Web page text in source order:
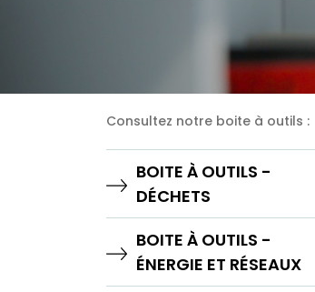
Consultez notre boite à outils :
BOITE À OUTILS -
DÉCHETS
BOITE À OUTILS -
ÉNERGIE ET RÉSEAUX